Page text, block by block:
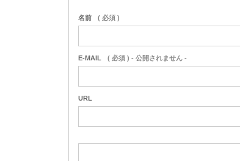
名前 ( 必須 )
E-MAIL ( 必須 ) - 公開されません -
URL